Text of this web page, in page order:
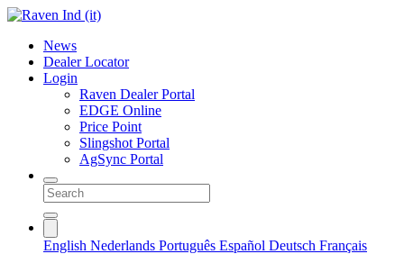
News
Dealer Locator
Login
Raven Dealer Portal
EDGE Online
Price Point
Slingshot Portal
AgSync Portal
English Nederlands Português Español Deutsch Français